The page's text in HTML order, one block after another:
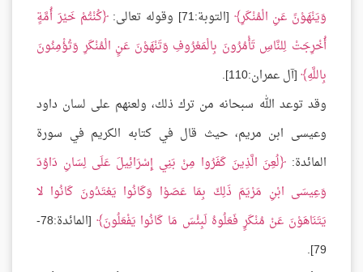
وَيَنْهَوْنََ عَنِ الْمُنْكَرِ [التوبة:71] وقوله تعالى:
كُنْتُمْ خَيْرَ أُمَّةٍ
أُخْرِجَتْ لِلنَّاسِ تَأْمُرُونَ بِالْمَعْرُوفِ وَتَنْهَوْنَ عَنِِ الْمُنْكَرِ وَتُؤْمِنُونَ
بِاللَّهِ [آل عمران:110].
وقد توعد الله سبحانه من ترك ذلك، ولعنهم على لسان داود
وعيسى ابن مريم، حيث قال في كتابه الكريم في سورة
المائدة:
لُعِنَ الَّذِينَ كَفَرُوا مِنْ بَنِي إِسْرَائِيلَ عَلَى لِسَانِ دَاوُدَ
وَعِيسَى ابْنِ مَرْيَمَ ذَلِكَ بِمَا عَصَوْا وَكَانُوا يَعْتَدُونَ كَانُوا لا
يَتَنَاهَوْنَ عَنْ مُنْكَرٍ فَعَلُوهُ لَبِئْسَ مَا كَانُوا يَفْعَلُونَ
[المائدة:78-
79].